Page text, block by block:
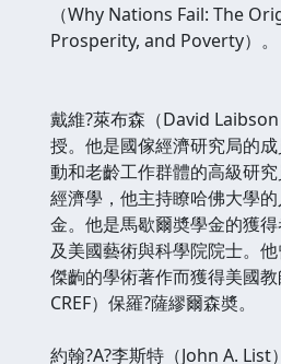
（Why Nations Fail: The
Prosperity, and Poverty）。
戴維?萊布森（David
授。他是國傢經濟研究局的
動和老齡工作群體的高級研
經濟學，他主持瞭哈佛大學
金。他是馬歇爾奬學金的獲
及美國藝術與科學院院士。
傑齣的學術著作而獲得美國
CREF）保羅?薩繆爾森奬。
約翰?A?李斯特（John A.